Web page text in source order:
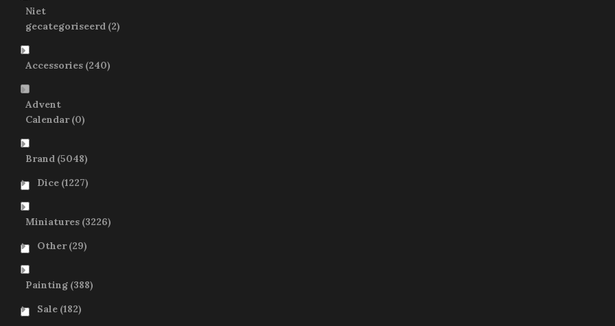
Niet
gecategoriseerd (2)
Accessories (240)
Advent
Calendar (0)
Brand (5048)
Dice (1227)
Miniatures (3226)
Other (29)
Painting (388)
Sale (182)